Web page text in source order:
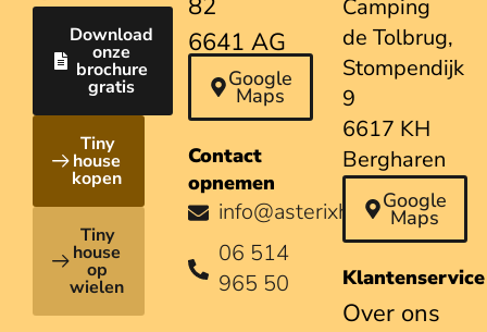
Download
onze
brochure
gratis
Tiny
house
kopen
Tiny
house
op
wielen
82
6641 AG
Beuningen
Google
Maps
Contact
opnemen
info@asterixhouses.nl
06 514
965 50
Camping
de Tolbrug,
Stompendijk
9
6617 KH
Bergharen
Google
Maps
Klantenservice
Over ons